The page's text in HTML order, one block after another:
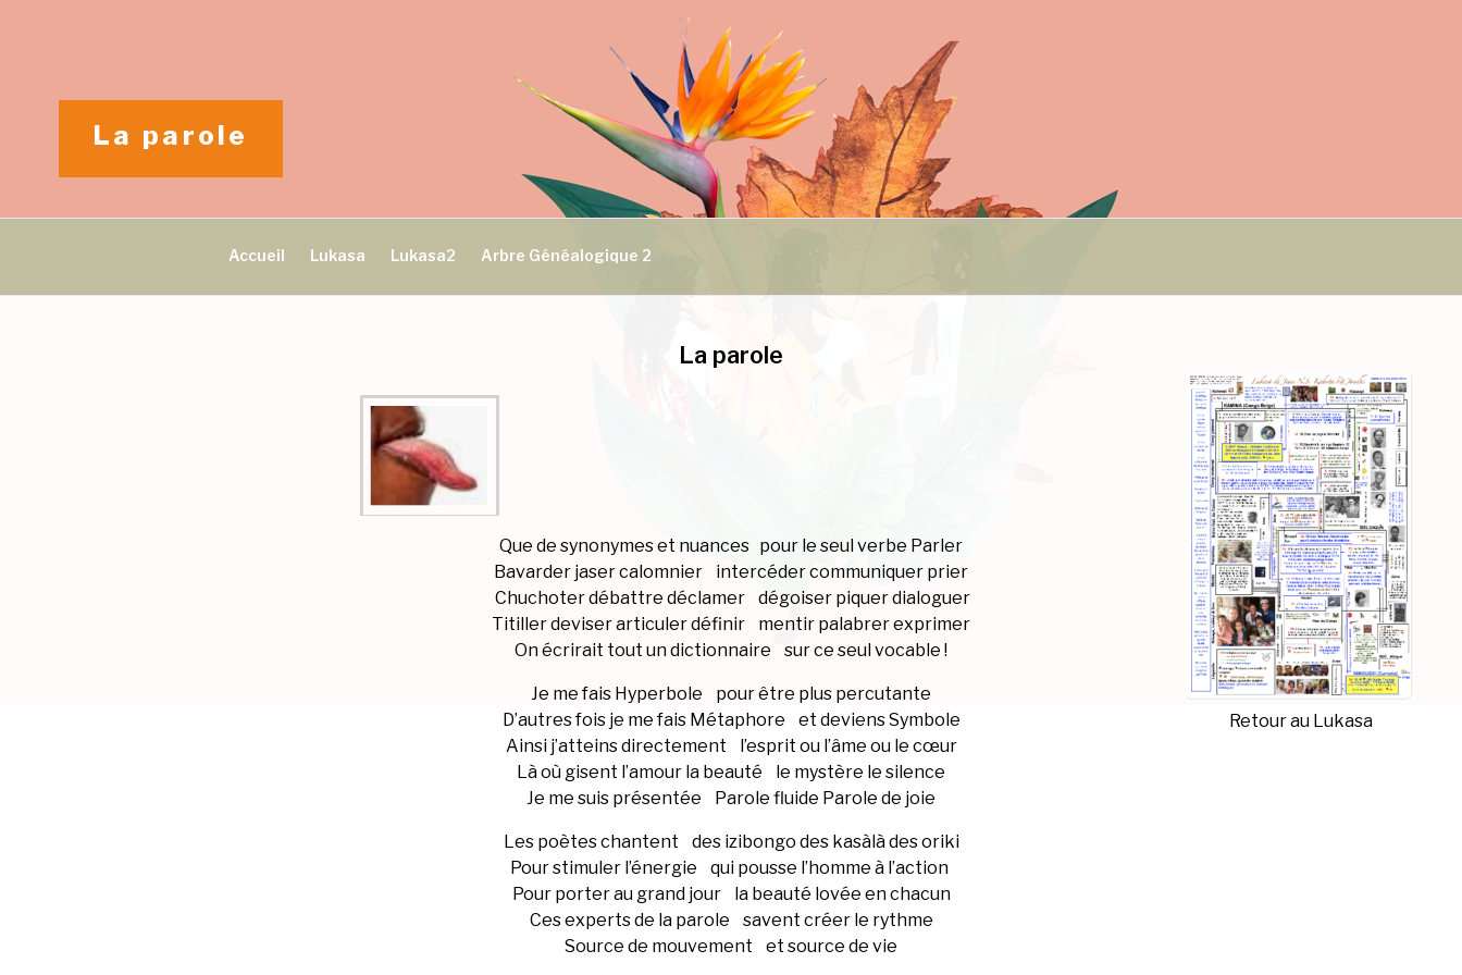
Accueil Lukasa Lukasa2 Arbre Généalogique 2
La parole
La parole
Retour au Lukasa
Que de synonymes et nuances pour le seul verbe Parler
Bavarder jaser calomnier intercéder communiquer prier
Chuchoter débattre déclamer dégoiser piquer dialoguer
Titiller deviser articuler définir mentir palabrer exprimer
On écrirait tout un dictionnaire sur ce seul vocable !
Je me fais Hyperbole pour être plus percutante
D’autres fois je me fais Métaphore et deviens Symbole
Ainsi j’atteins directement l’esprit ou l’âme ou le cœur
Là où gisent l’amour la beauté le mystère le silence
Je me suis présentée Parole fluide Parole de joie
Les poètes chantent des izibongo des kasàlà des oriki
Pour stimuler l’énergie qui pousse l’homme à l’action
Pour porter au grand jour la beauté lovée en chacun
Ces experts de la parole savent créer le rythme
Source de mouvement et source de vie